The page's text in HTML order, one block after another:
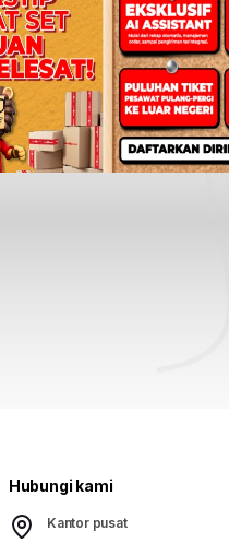
Hubungi kami
Kantor pusat